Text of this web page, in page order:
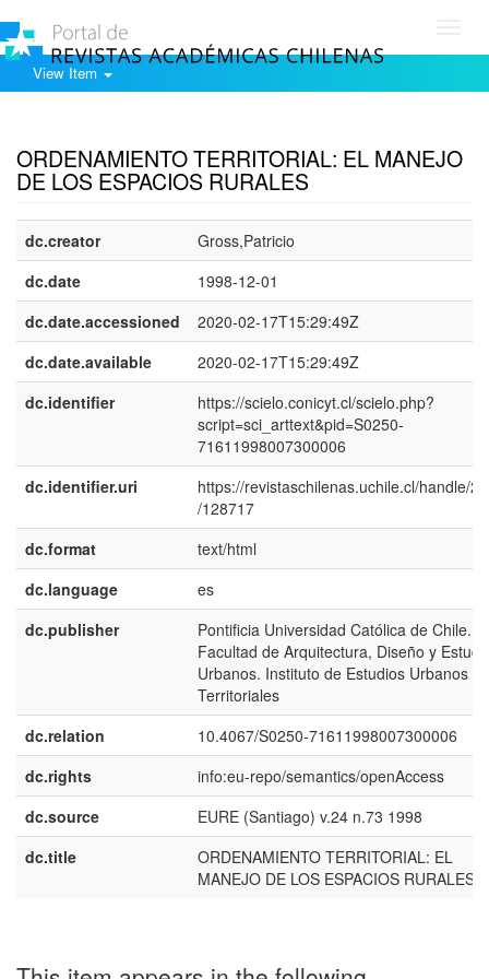
View Item
ORDENAMIENTO TERRITORIAL: EL MANEJO
DE LOS ESPACIOS RURALES
dc.creator
Gross,Patricio
dc.date
1998-12-01
dc.date.accessioned
2020-02-17T15:29:49Z
dc.date.available
2020-02-17T15:29:49Z
dc.identifier
https://scielo.conicyt.cl/scielo.php?
script=sci_arttext&pid=S0250-
71611998007300006
dc.identifier.uri
https://revistaschilenas.uchile.cl/handle/
/128717
dc.format
text/html
dc.language
es
dc.publisher
Pontificia Universidad Católica de Chile.
Facultad de Arquitectura, Diseño y
Urbanos. Instituto de Estudios Urbanos y
Territoriales
dc.relation
10.4067/S0250-71611998007300006
dc.rights
info:eu-repo/semantics/openAccess
dc.source
EURE (Santiago) v.24 n.73 1998
dc.title
ORDENAMIENTO TERRITORIAL: EL
MANEJO DE LOS ESPACIOS RURALES